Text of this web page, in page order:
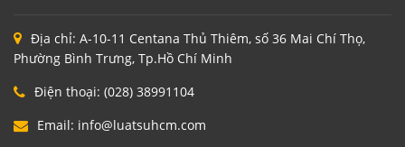
Địa chỉ: A-10-11 Centana Thủ Thiêm, số 36 Mai Chí Thọ,
Phường Bình Trưng, Tp.Hồ Chí Minh
Điện thoại: (028) 38991104
Email: info@luatsuhcm.com